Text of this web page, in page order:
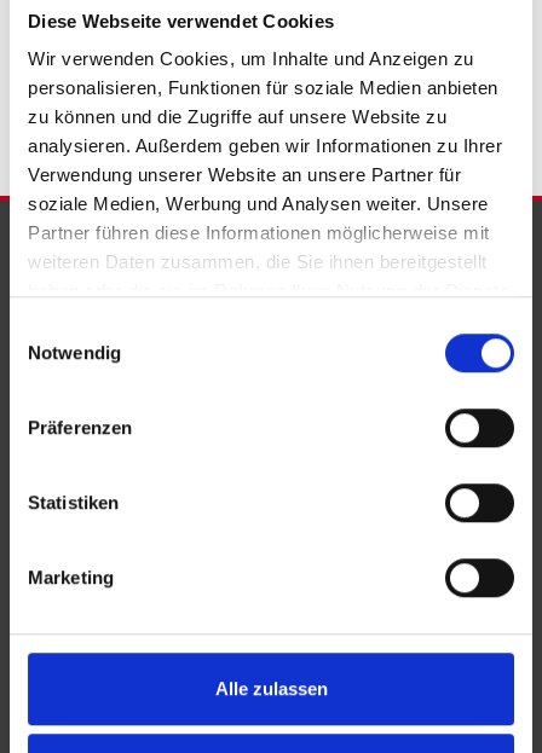
Diese Webseite verwendet Cookies
Wir verwenden Cookies, um Inhalte und Anzeigen zu
personalisieren, Funktionen für soziale Medien anbieten
zu können und die Zugriffe auf unsere Website zu
analysieren. Außerdem geben wir Informationen zu Ihrer
Verwendung unserer Website an unsere Partner für
soziale Medien, Werbung und Analysen weiter. Unsere
Partner führen diese Informationen möglicherweise mit
weiteren Daten zusammen, die Sie ihnen bereitgestellt
Notwendig
Präferenzen
Statistiken
Marketing
Alle zulassen
Wohnungsanzeigen Bad Eilsen
Wohnung Bad Eilsen
PARTNER & AUSZEICHNUNGEN
KONTAKT